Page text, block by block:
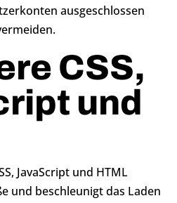
ausgeschlossen
CSS,
und
JavaScript und HTML
und beschleunigt das Laden